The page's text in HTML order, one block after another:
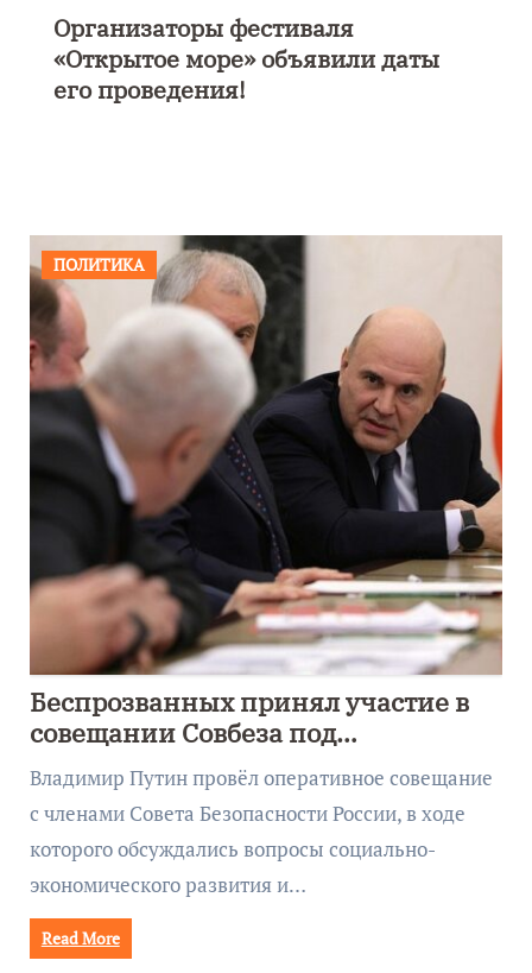
В Калининграде пройдет
фестиваль искусств «Зимние
каникулы на Балтике»
ПОЛИТИКА
Беспрозванных принял участие в
совещании Совбеза под
руководством Путина
Владимир Путин провёл оперативное совещание
с членами Совета Безопасности России, в ходе
которого обсуждались вопросы социально-
экономического развития и…
Read More